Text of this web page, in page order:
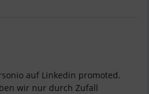
auf Linkedin promoted.
wir nur durch Zufall